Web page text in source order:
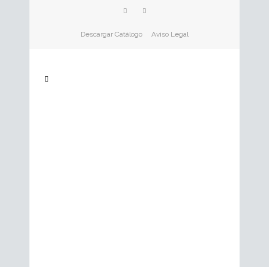
Descargar Catálogo Aviso Legal